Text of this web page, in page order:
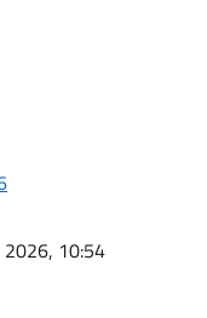
2026, 10:54